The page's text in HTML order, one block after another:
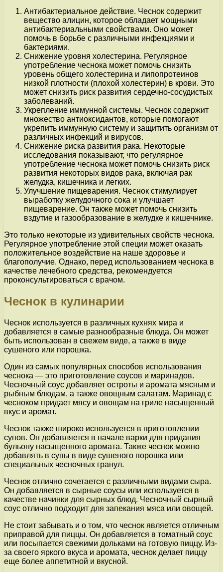
Антибактериальное действие. Чеснок содержит
вещество алицин, которое обладает мощными
антибактериальными свойствами. Оно может
помочь в борьбе с различными инфекциями и
бактериями.
Снижение уровня холестерина. Регулярное
употребление чеснока может помочь снизить
уровень общего холестерина и липопротеинов
низкой плотности (плохой холестерин) в крови. Это
может снизить риск развития сердечно-сосудистых
заболеваний.
Укрепление иммунной системы. Чеснок содержит
множество антиоксидантов, которые помогают
укрепить иммунную систему и защитить организм от
различных инфекций и вирусов.
Снижение риска развития рака. Некоторые
исследования показывают, что регулярное
употребление чеснока может помочь снизить риск
развития некоторых видов рака, включая рак
желудка, кишечника и легких.
Улучшение пищеварения. Чеснок стимулирует
выработку желудочного сока и улучшает
пищеварение. Он также может помочь снизить
вздутие и газообразование в желудке и кишечнике.
Это только некоторые из удивительных свойств чеснока.
Регулярное употребление этой специи может оказать
положительное воздействие на наше здоровье и
благополучие. Однако, перед использованием чеснока в
качестве лечебного средства, рекомендуется
проконсультироваться с врачом.
Чеснок в кулинарии
Чеснок используется в различных кухнях мира и
добавляется в самые разнообразные блюда. Он может
быть использован в свежем виде, а также в виде
сушеного или порошка.
Один из самых популярных способов использования
чеснока — это приготовление соусов и маринадов.
Чесночный соус добавляет остроты и аромата мясным и
рыбным блюдам, а также овощным салатам. Маринад с
чесноком придает мясу и овощам на гриле насыщенный
вкус и аромат.
Чеснок также широко используется в приготовлении
супов. Он добавляется в начале варки для придания
бульону насыщенного аромата. Также чеснок можно
добавлять в супы в виде сушеного порошка или
специальных чесночных гранул.
Чеснок отлично сочетается с различными видами сыра.
Он добавляется в сырные соусы или используется в
качестве начинки для сырных блюд. Чесночный сырный
соус отлично подходит для запекания мяса или овощей.
Не стоит забывать и о том, что чеснок является отличным
приправой для пиццы. Он добавляется в томатный соус
или посыпается свежими дольками на готовую пиццу. Из-
за своего яркого вкуса и аромата, чеснок делает пиццу
еще более аппетитной и вкусной.